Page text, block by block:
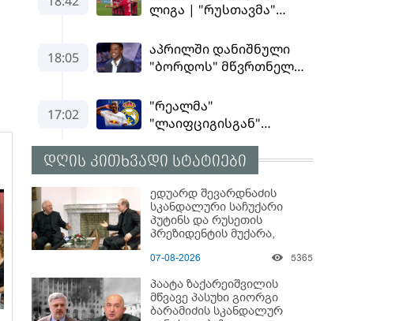
დღის კითხვადი სტატიები
ედუარდ შევარდნაძის
სკანდალური საჩუქარი
პუტინს და რუსეთის
პრეზიდენტის მუქარა,
აასრულა
07-08-2026 5365
პაატა ზაქარეიშვილის
მწვავე პასუხი გიორგი
ბარამიძის სკანდალურ